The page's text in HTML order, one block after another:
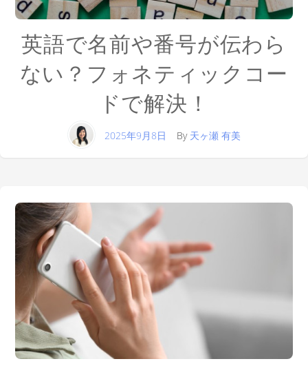
英語で名前や番号が伝わら
ない？フォネティックコー
ドで解決！
2025年9月8日 By 天ヶ瀬 有美